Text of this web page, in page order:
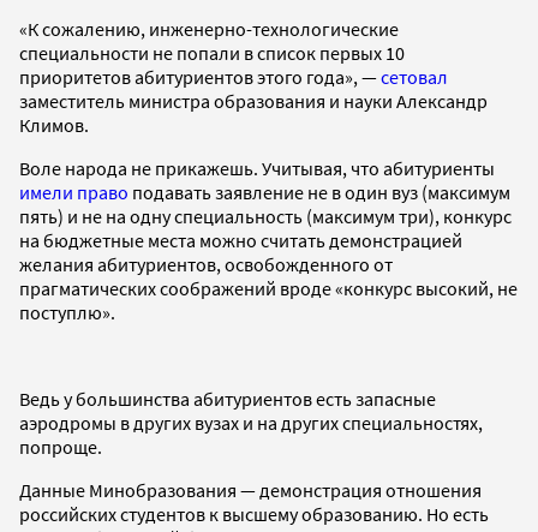
«К сожалению, инженерно-технологические
специальности не попали в список первых 10
приоритетов абитуриентов этого года», —сетовал
заместитель министра образования и науки Александр
Климов.
Воле народа не прикажешь. Учитывая, что абитуриенты
имели право подавать заявление не в один вуз (максимум
пять) и не на одну специальность (максимум три), конкурс
на бюджетные места можно считать демонстрацией
желания абитуриентов, освобожденного от
прагматических соображений вроде «конкурс высокий, не
поступлю».
Ведь у большинства абитуриентов есть запасные
аэродромы в других вузах и на других специальностях,
попроще.
Данные Минобразования — демонстрация отношения
российских студентов к высшему образованию. Но есть